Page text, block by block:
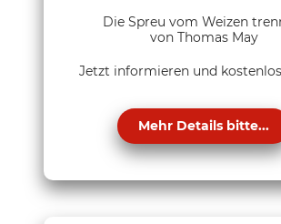
Die Spreu vom Weizen
von Thomas May
Jetzt informieren und
Mehr Details bitte...